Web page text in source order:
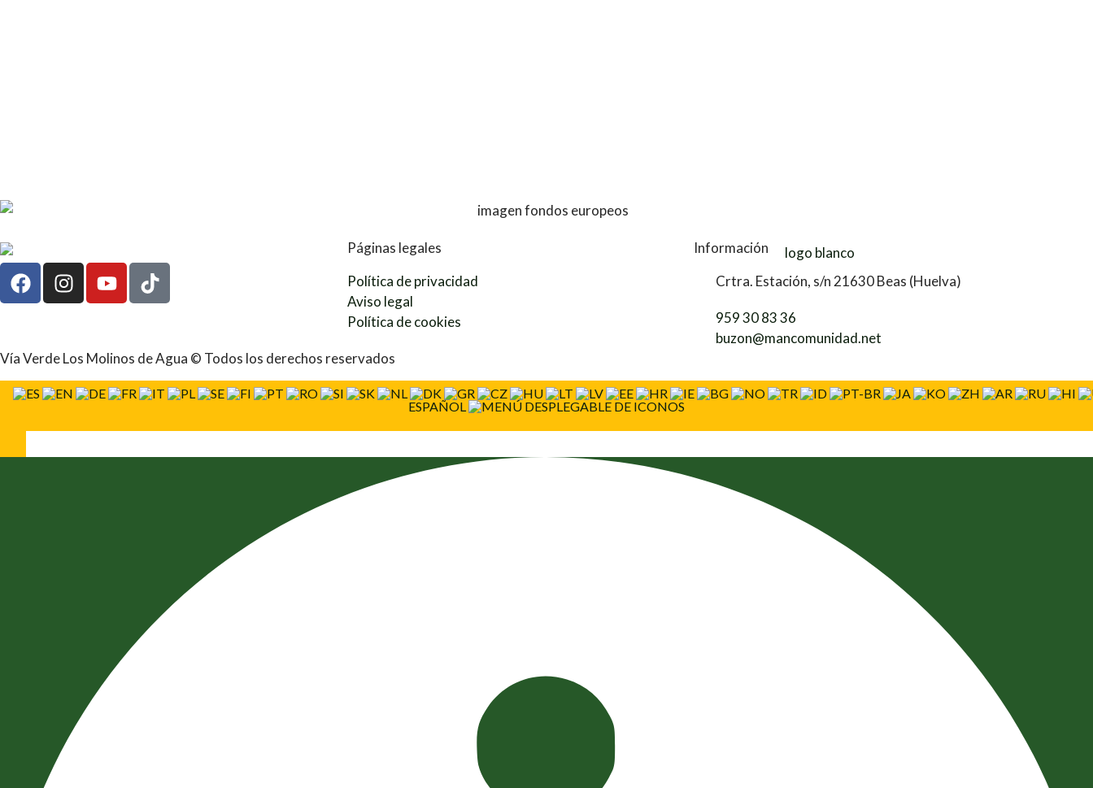
Páginas legales
Política de privacidad
Aviso legal
Política de cookies
Información
Crtra. Estación, s/n 21630 Beas (Huelva)
959 30 83 36
buzon@mancomunidad.net
Vía Verde Los Molinos de Agua © Todos los derechos reservados
ESPAÑOL